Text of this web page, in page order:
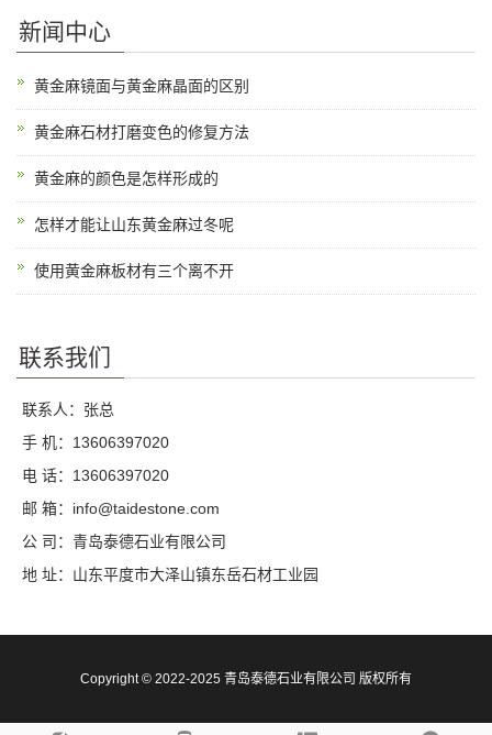
新闻中心
黄金麻镜面与黄金麻晶面的区别
黄金麻石材打磨变色的修复方法
黄金麻的颜色是怎样形成的
怎样才能让山东黄金麻过冬呢
使用黄金麻板材有三个离不开
联系我们
联系人：张总
手 机：13606397020
电 话：13606397020
邮 箱：info@taidestone.com
公 司：青岛泰德石业有限公司
地 址：山东平度市大泽山镇东岳石材工业园
Copyright © 2022-2025 青岛泰德石业有限公司 版权所有